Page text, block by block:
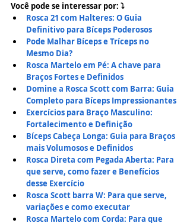
Você pode se interessar por: ⤵
Rosca 21 com Halteres: O Guia
Definitivo para Bíceps Poderosos
Pode Malhar Bíceps e Tríceps no
Mesmo Dia?
Rosca Martelo em Pé: A chave para
Braços Fortes e Definidos
Domine a Rosca Scott com Barra: Guia
Completo para Bíceps Impressionantes
Exercícios para Braço Masculino:
Fortalecimento e Definição
Bíceps Cabeça Longa: Guia para Braços
mais Volumosos e Definidos
Rosca Direta com Pegada Aberta: Para
que serve, como fazer e Benefícios
desse Exercício
Rosca Scott barra W: Para que serve,
variações e como executar
Rosca Martelo com Corda: Para que